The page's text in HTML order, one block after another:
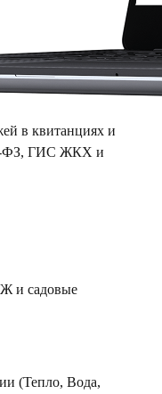
в квитанциях и
ФЗ, ГИС ЖКХ и
и садовые
(Тепло, Вода,